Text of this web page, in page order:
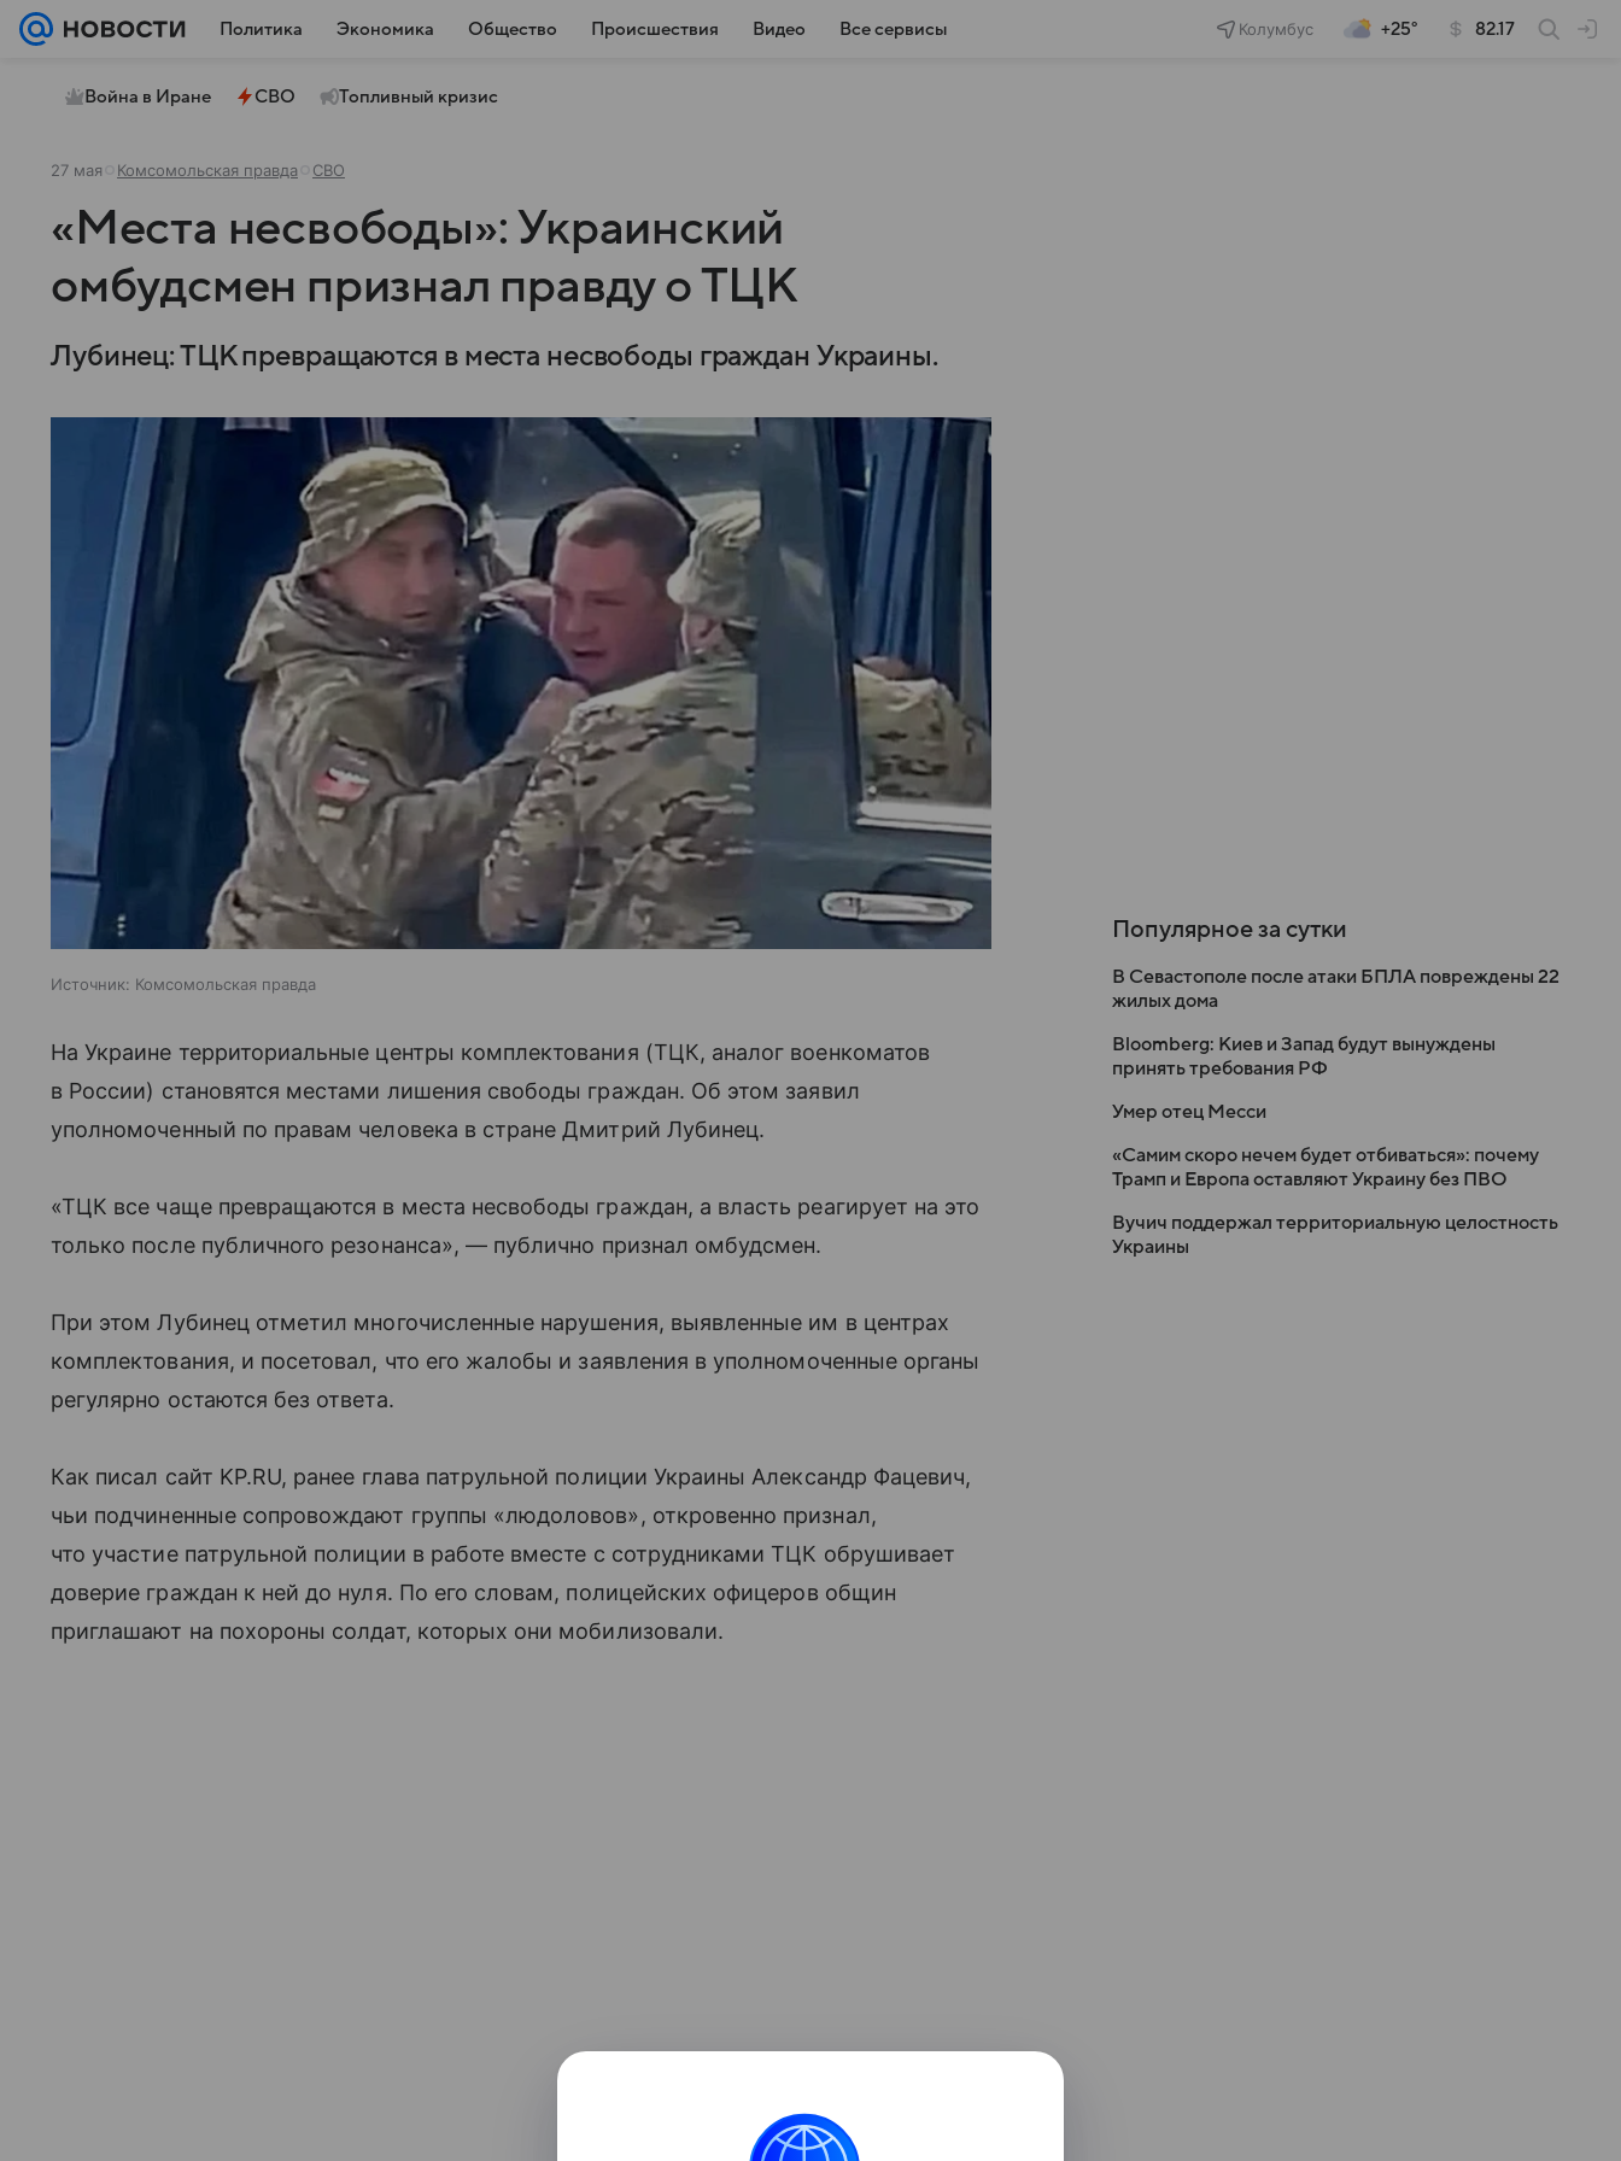
Политика Экономика Общество Происшествия Видео Все сервисы Колумбус +25° 82.17
Война в Иране СВО Топливный кризис
27 мая Комсомольская правда СВО
«Места несвободы»: Украинский
омбудсмен признал правду о ТЦК
Лубинец: ТЦК превращаются в места несвободы граждан Украины.
Источник: Комсомольская правда
На Украине территориальные центры комплектования (ТЦК, аналог военкоматов
в России) становятся местами лишения свободы граждан. Об этом заявил
уполномоченный по правам человека в стране Дмитрий Лубинец.
«ТЦК все чаще превращаются в места несвободы граждан, а власть реагирует на это
только после публичного резонанса», — публично признал омбудсмен.
При этом Лубинец отметил многочисленные нарушения, выявленные им в центрах
комплектования, и посетовал, что его жалобы и заявления в уполномоченные органы
регулярно остаются без ответа.
Как писал сайт KP.RU, ранее глава патрульной полиции Украины Александр Фацевич,
чьи подчиненные сопровождают группы «людоловов», откровенно признал,
что участие патрульной полиции в работе вместе с сотрудниками ТЦК обрушивает
доверие граждан к ней до нуля. По его словам, полицейских офицеров общин
приглашают на похороны солдат, которых они мобилизовали.
Поделиться
Популярное за сутки
В Севастополе после атаки БПЛА повреждены 22
жилых дома
Bloomberg: Киев и Запад будут вынуждены
принять требования РФ
Умер отец Месси
«Самим скоро нечем будет отбиваться»: почему
Трамп и Европа оставляют Украину без ПВО
Вучич поддержал территориальную целостность
Украины